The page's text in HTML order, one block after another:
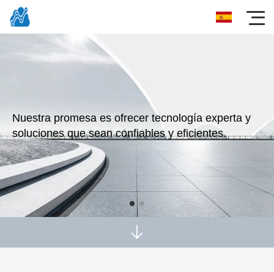
Nuestra promesa es ofrecer tecnología experta y
soluciones que sean confiables y eficientes.